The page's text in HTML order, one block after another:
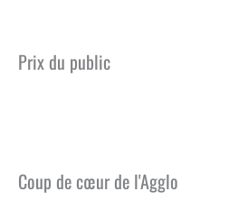
Prix du public
Coup de cœur de l'Agglo